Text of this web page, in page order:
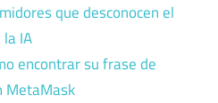
que desconocen el
IA
encontrar su frase de
MetaMask